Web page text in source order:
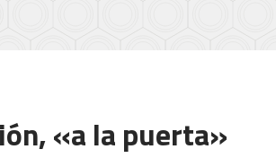
«a la puerta»